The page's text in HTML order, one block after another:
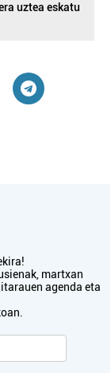
uztea eskatu
martxan
agenda eta